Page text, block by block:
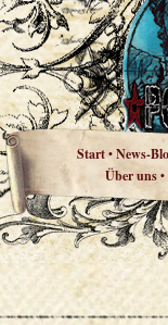
Start•News-
Über uns•